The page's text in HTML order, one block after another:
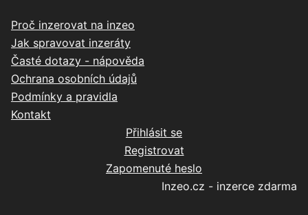
Proč inzerovat na inzeo
Jak spravovat inzeráty
Časté dotazy - nápověda
Ochrana osobních údajů
Podmínky a pravidla
Kontakt
Přihlásit se
Registrovat
Zapomenuté heslo
Inzeo.cz - inzerce zdarma